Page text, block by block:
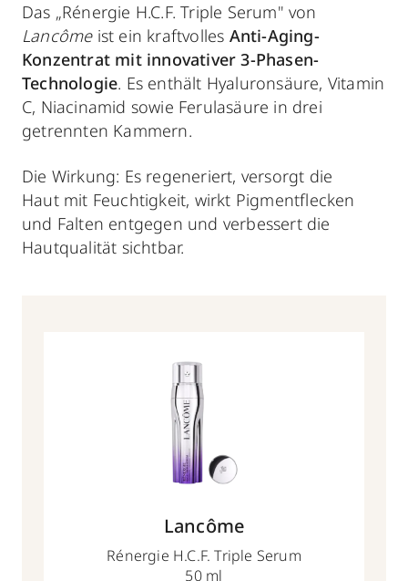
Das „Rénergie H.C.F. Triple Serum" von
Lancômeist ein kraftvolles Anti-Aging-
Konzentrat mit innovativer 3-Phasen-
Technologie. Es enthält Hyaluronsäure, Vitamin
C, Niacinamid sowie Ferulasäure in drei
getrennten Kammern.
Die Wirkung: Es regeneriert, versorgt die
Haut mit Feuchtigkeit, wirkt Pigmentflecken
und Falten entgegen und verbessert die
Hautqualität sichtbar.
Lancôme
Rénergie H.C.F. Triple Serum
50 ml